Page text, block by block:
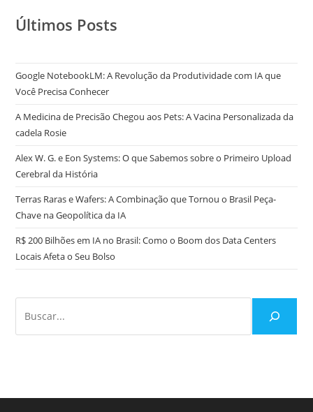
Últimos Posts
Google NotebookLM: A Revolução da Produtividade com IA que
Você Precisa Conhecer
A Medicina de Precisão Chegou aos Pets: A Vacina Personalizada da
cadela Rosie
Alex W. G. e Eon Systems: O que Sabemos sobre o Primeiro Upload
Cerebral da História
Terras Raras e Wafers: A Combinação que Tornou o Brasil Peça-
Chave na Geopolítica da IA
R$ 200 Bilhões em IA no Brasil: Como o Boom dos Data Centers
Locais Afeta o Seu Bolso